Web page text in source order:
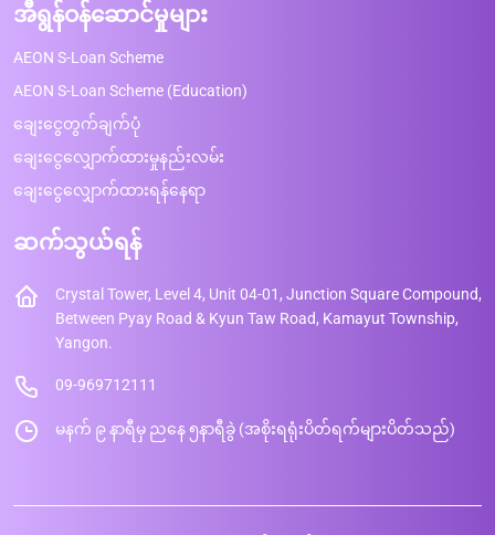
အီရွန်ဝန်ဆောင်မှုများ
AEON S-Loan Scheme
AEON S-Loan Scheme (Education)
ချေးငွေတွက်ချက်ပုံ
ချေးငွေလျှောက်ထားမှုနည်းလမ်း
ချေးငွေလျှောက်ထားရန်နေရာ
ဆက်သွယ်ရန်
Crystal Tower, Level 4, Unit 04-01, Junction Square Compound,
Between Pyay Road & Kyun Taw Road, Kamayut Township,
Yangon.
09-969712111
မနက် ၉ နာရီမှ ညနေ ၅နာရီခွဲ (အစိုးရရုံးပိတ်ရက်များပိတ်သည်)